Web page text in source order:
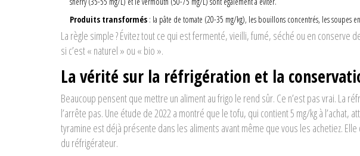
Produits transformés : la pâte de tomate (20-35 mg/kg), les bouillons concentrés, les soupes
La règle simple ? Évitez tout ce qui est fermenté, vieilli, fumé, séché ou en conserve
si c’est « naturel » ou « bio ».
La vérité sur la réfrigération et la
Beaucoup pensent que mettre un aliment au frigo le rend sûr. Ce n’est pas vrai. La
l’arrête pas. Une étude de 2022 a montré que le tofu, qui contient 5 mg/kg à l’achat,
tyramine est déjà présente dans les aliments avant même que vous les achetiez.
du réfrigérateur.